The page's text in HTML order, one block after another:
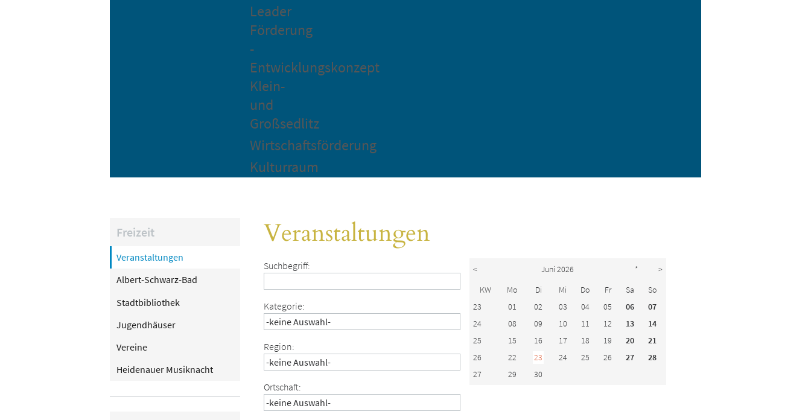
Leader
Förderung
-
Entwicklungskonzept
Klein-
und
Großsedlitz
Wirtschaftsförderung
Kulturraum
Freizeit
Veranstaltungen
Albert-Schwarz-Bad
Stadtbibliothek
Jugendhäuser
Vereine
Heidenauer Musiknacht
Veranstaltungen
Suchbegriff:
Kategorie:
Region:
Ortschaft:
< Juni 2026 *
>
KW
Mo Di Mi Do Fr Sa
So
23
01 02 03 04 05 06
07
24
08 09 10 11 12 13
14
25
15 16 17 18 19 20
21
26
22 23 24 25 26 27
28
27
29 30